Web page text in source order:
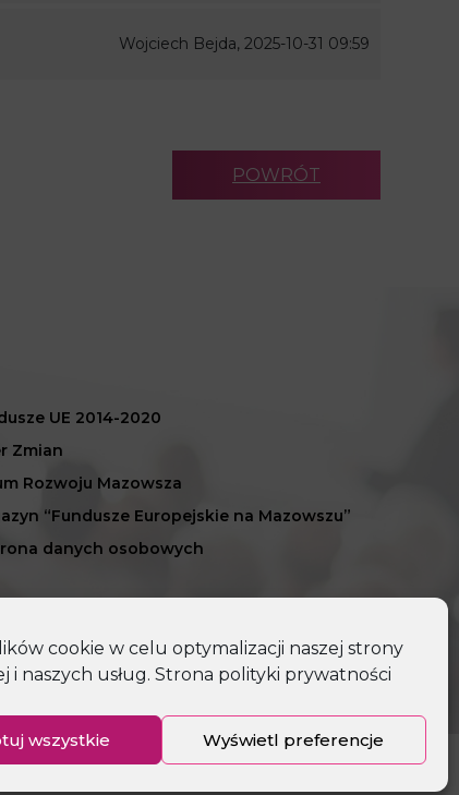
cookie w celu optymalizacji naszej strony
naszych usług. Strona polityki prywatności
wszystkie Wyświetl preferencje
Wojciech Bejda, 2025-10-31 09:59
POWRÓT
UE 2014-2020
Zmian
Rozwoju Mazowsza
“Fundusze Europejskie na Mazowszu”
danych osobowych